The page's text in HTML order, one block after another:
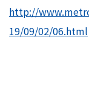
http://
19/09/02/06.html